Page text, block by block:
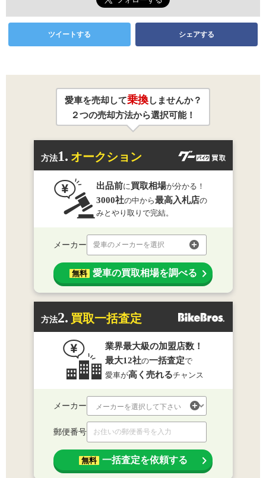
ツイートする シェアする
愛車を売却して乗換しませんか？
２つの売却方法から選択可能！
方法1. オークション
出品前に買取相場が分かる！
3000社の中から最高入札店の
みとやり取りで完結。
メーカー 愛車のメーカーを選択
無料 愛車の買取相場を調べる
方法2. 買取一括査定
業界最大級の加盟店数！
最大12社の一括査定で
愛車が高く売れるチャンス
メーカー
郵便番号
無料 一括査定を依頼する